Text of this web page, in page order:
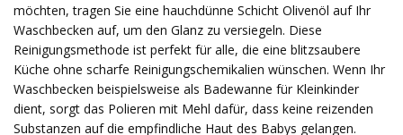
möchten, tragen Sie eine hauchdünne Schicht Olivenöl auf Ihr
Waschbecken auf, um den Glanz zu versiegeln. Diese
Reinigungsmethode ist perfekt für alle, die eine blitzsaubere
Küche ohne scharfe Reinigungschemikalien wünschen. Wenn Ihr
Waschbecken beispielsweise als Badewanne für Kleinkinder
dient, sorgt das Polieren mit Mehl dafür, dass keine reizenden
Substanzen auf die empfindliche Haut des Babys gelangen.